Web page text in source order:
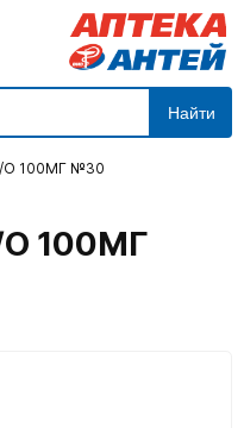
Найти
О 100МГ №30
100МГ